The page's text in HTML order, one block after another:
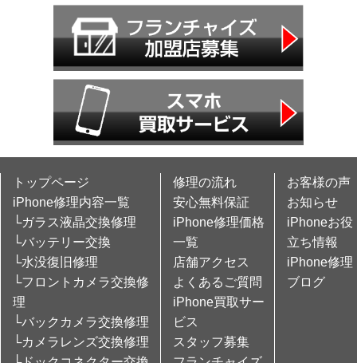
トップページ
iPhone修理内容一覧
└ガラス液晶交換修理
└バッテリー交換
└水没復旧修理
└フロントカメラ交換修
理
└バックカメラ交換修理
└カメラレンズ交換修理
修理の流れ
安心無料保証
iPhone修理価格
一覧
店舗アクセス
よくあるご質問
iPhone買取サー
ビス
スタッフ募集
お客様の声
お知らせ
iPhoneお役
立ち情報
iPhone修理
ブログ